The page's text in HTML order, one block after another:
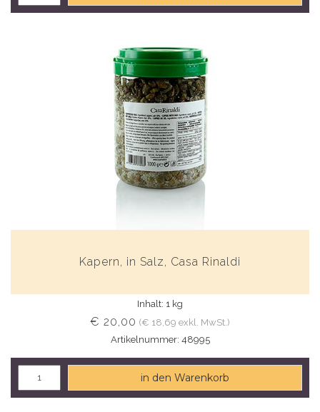
Kapern, in Salz, Casa Rinaldi
Inhalt: 1 kg
€ 20,00 (€ 18,69 exkl. MwSt.)
Artikelnummer: 48995
in den Warenkorb